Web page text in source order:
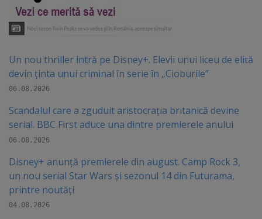
Un nou thriller intră pe Disney+. Elevii unui liceu de elită
devin ținta unui criminal în serie în „Cioburile”
06.08.2026
Scandalul care a zguduit aristocrația britanică devine
serial. BBC First aduce una dintre premierele anului
06.08.2026
Disney+ anunță premierele din august. Camp Rock 3,
un nou serial Star Wars și sezonul 14 din Futurama,
printre noutăți
04.08.2026